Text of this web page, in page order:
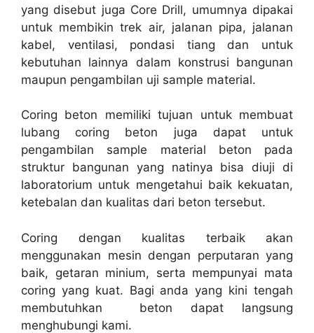
yang disebut juga Core Drill, umumnya dipakai
untuk membikin trek air, jalanan pipa, jalanan
kabel, ventilasi, pondasi tiang dan untuk
kebutuhan lainnya dalam konstrusi bangunan
maupun pengambilan uji sample material.
Coring beton memiliki tujuan untuk membuat
lubang coring beton juga dapat untuk
pengambilan sample material beton pada
struktur bangunan yang natinya bisa diuji di
laboratorium untuk mengetahui baik kekuatan,
ketebalan dan kualitas dari beton tersebut.
Coring dengan kualitas terbaik akan
menggunakan mesin dengan perputaran yang
baik, getaran minium, serta mempunyai mata
coring yang kuat. Bagi anda yang kini tengah
membutuhkan beton dapat langsung
menghubungi kami.